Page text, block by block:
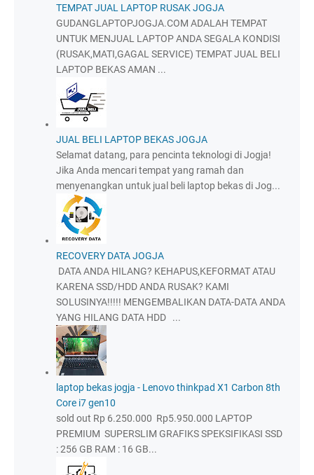
TEMPAT JUAL LAPTOP RUSAK JOGJA
GUDANGLAPTOPJOGJA.COM ADALAH TEMPAT
UNTUK MENJUAL LAPTOP ANDA SEGALA KONDISI
(RUSAK,MATI,GAGAL SERVICE) TEMPAT JUAL BELI
LAPTOP BEKAS AMAN ...
JUAL BELI LAPTOP BEKAS JOGJA
Selamat datang, para pencinta teknologi di Jogja!
Jika Anda mencari tempat yang ramah dan
menyenangkan untuk jual beli laptop bekas di Jog...
RECOVERY DATA JOGJA
DATA ANDA HILANG? KEHAPUS,KEFORMAT ATAU
KARENA SSD/HDD ANDA RUSAK? KAMI
SOLUSINYA!!!!! MENGEMBALIKAN DATA-DATA ANDA
YANG HILANG DATA HDD ...
laptop bekas jogja - Lenovo thinkpad X1 Carbon 8th
Core i7 gen10
sold out Rp 6.250.000 Rp5.950.000 LAPTOP
PREMIUM SUPERSLIM GRAFIKS SPEKSIFIKASI SSD
: 256 GB RAM : 16 GB...